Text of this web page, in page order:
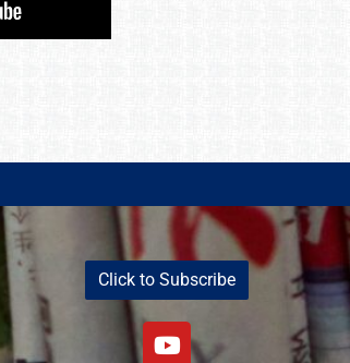
Click to Subscribe